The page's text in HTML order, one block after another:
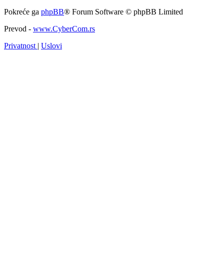
Pokreće ga phpBB® Forum Software © phpBB Limited
Prevod - www.CyberCom.rs
Privatnost
Uslovi